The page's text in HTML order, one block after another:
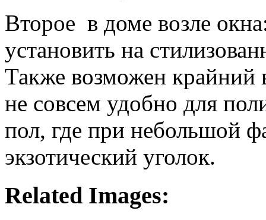
Второе в доме возле
установить на
Также возможен крайний
не совсем удобно для
пол, где при небольшой
экзотический уголок.
Related Images: